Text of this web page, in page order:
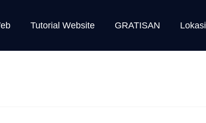
Tutorial Website GRATISAN Lokasi